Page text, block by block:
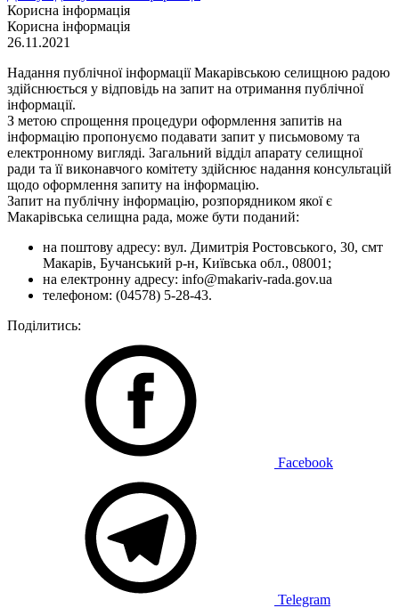
Корисна інформація
Корисна інформація
26.11.2021
Надання публічної інформації Макарівською селищною радою
здійснюється у відповідь на запит на отримання публічної
інформації.
З метою спрощення процедури оформлення запитів на
інформацію пропонуємо подавати запит у письмовому та
електронному вигляді. Загальний відділ апарату селищної
ради та її виконавчого комітету здійснює надання консультацій
щодо оформлення запиту на інформацію.
Запит на публічну інформацію, розпорядником якої є
Макарівська селищна рада, може бути поданий:
на поштову адресу: вул. Димитрія Ростовського, 30, смт
Макарів, Бучанський р-н, Київська обл., 08001;
на електронну адресу: info@makariv-rada.gov.ua
телефоном: (04578) 5-28-43.
Поділитись:
Facebook
Telegram